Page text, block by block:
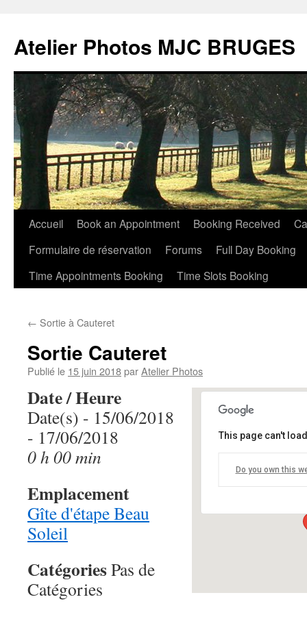
Atelier Photos MJC BRUGES
Aller
contenu
Accueil Book an Appointment Booking Received
Formulaire de réservation
Forums
Full Day Booking
Time Appointments Booking
Time Slots Booking
← Sortie à Cauteret
Sortie Cauteret
Publié le 15 juin 2018parAtelier Photos
This page can't
Do you own this
Date / Heure
Date(s) - 15/06/2018
- 17/06/2018
0 h 00 min
Emplacement
Gîte d'étape Beau
Soleil
CatégoriesPas de
Catégories